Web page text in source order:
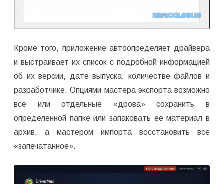
Кроме того, приложение автоопределяет драйвера
и выстраивает их список с подробной информацией
об их версии, дате выпуска, количестве файлов и
разработчике. Опциями мастера экспорта возможно
все или отдельные «дрова» сохранить в
определенной папке или запаковать её материал в
архив, а мастером импорта восстановить всё
«запечатанное».